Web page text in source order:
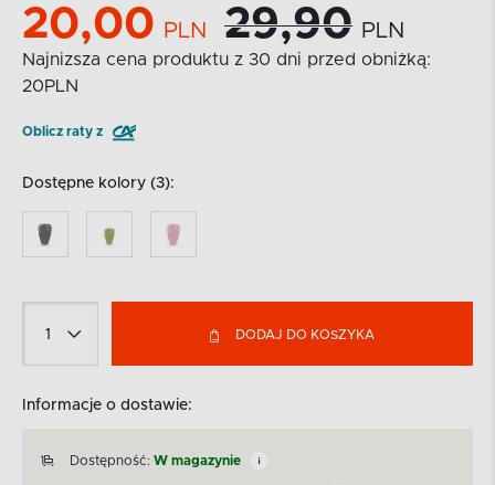
20,00 PLN 29,90 PLN
Najnizsza cena produktu z 30 dni przed obniżką:
20PLN
Oblicz raty z
Dostępne kolory (3):
DODAJ DO KOSZYKA
Informacje o dostawie:
Dostępność: W magazynie